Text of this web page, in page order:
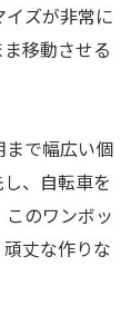
ズが非常に
移動させる
まで幅広い個
、自転車を
このワンボッ
丈な作りな